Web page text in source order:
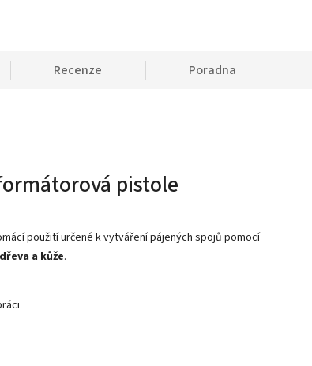
Recenze Poradna
pistole
použití určené k vytváření pájených spojů pomocí
a kůže.